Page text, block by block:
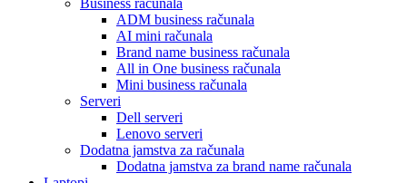
Business računala
ADM business računala
AI mini računala
Brand name business računala
All in One business računala
Mini business računala
Serveri
Dell serveri
Lenovo serveri
Dodatna jamstva za računala
Dodatna jamstva za brand name računala